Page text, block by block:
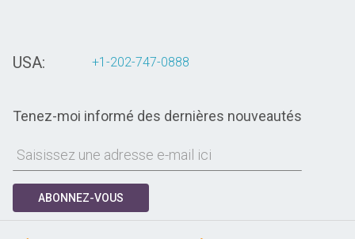
USA: +1-202-747-0888
Tenez-moi informé des dernières nouveautés
ABONNEZ-VOUS